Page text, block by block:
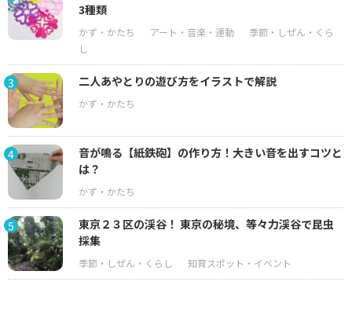
3種類
3 二人あやとりの遊び方をイラストで解説
4
音が鳴る【紙鉄砲】の作り方！大きい音を出すコツと
は？
5
東京２３区の渓谷！ 東京の秘境、等々力渓谷で昆虫
採集